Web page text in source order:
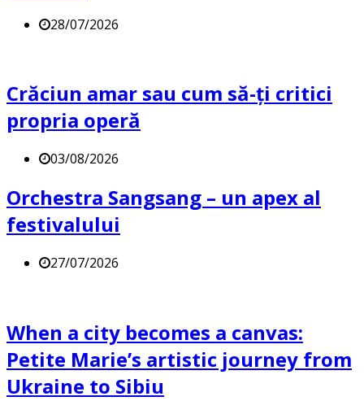
28/07/2026
Crăciun amar sau cum să-ți critici
propria operă
03/08/2026
Orchestra Sangsang – un apex al
festivalului
27/07/2026
When a city becomes a canvas:
Petite Marie’s artistic journey from
Ukraine to Sibiu